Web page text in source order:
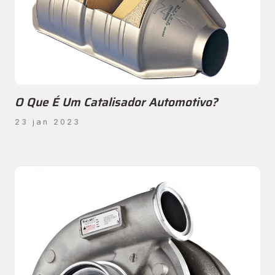
O Que É Um Catalisador Automotivo?
23 jan 2023